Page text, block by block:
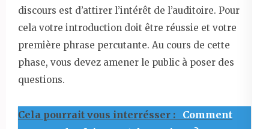
discours est d’attirer l’intérêt de l’auditoire. Pour
cela votre introduction doit être réussie et votre
première phrase percutante. Au cours de cette
phase, vous devez amener le public à poser des
questions.
Cela pourrait vous interrésser :
Comment